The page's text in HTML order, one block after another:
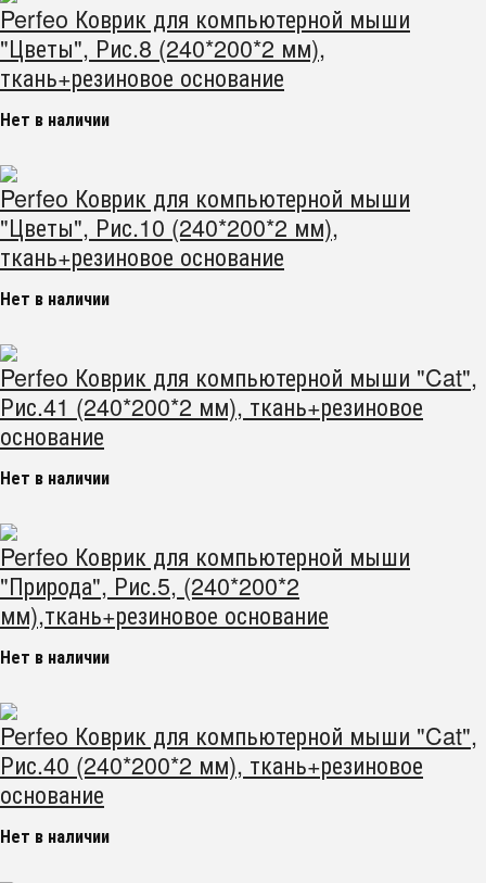
Perfeo Коврик для компьютерной мыши
"Цветы", Рис.8 (240*200*2 мм),
ткань+резиновое основание
Нет в наличии
Perfeo Коврик для компьютерной мыши
"Цветы", Рис.10 (240*200*2 мм),
ткань+резиновое основание
Нет в наличии
Perfeo Коврик для компьютерной мыши "Cat",
Рис.41 (240*200*2 мм), ткань+резиновое
основание
Нет в наличии
Perfeo Коврик для компьютерной мыши
"Природа", Рис.5, (240*200*2
мм),ткань+резиновое основание
Нет в наличии
Perfeo Коврик для компьютерной мыши "Cat",
Рис.40 (240*200*2 мм), ткань+резиновое
основание
Нет в наличии